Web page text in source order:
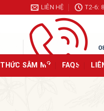
LIÊN HỆ T2-6:
THỨC SÂM MỸ FAQS